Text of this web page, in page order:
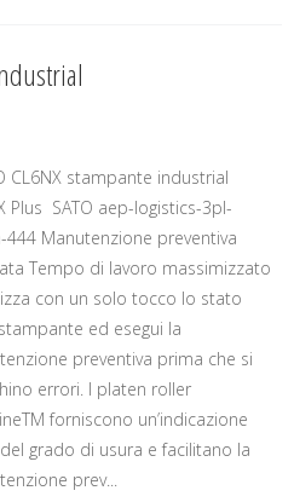
CL6NX stampante industrial
Plus SATO aep-logistics-3pl-
444 Manutenzione preventiva
Tempo di lavoro massimizzato
con un solo tocco lo stato
ed esegui la
preventiva prima che si
errori. I platen roller
forniscono un’indicazione
grado di usura e facilitano la
prev...